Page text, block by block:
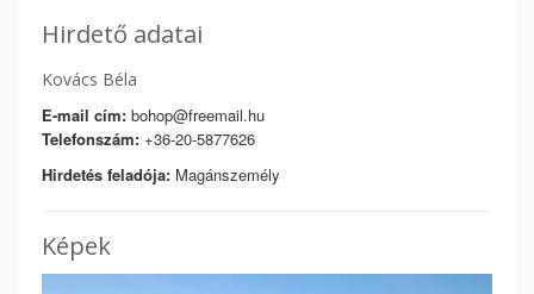
Hirdető adatai
Kovács Béla
E-mail cím: bohop@freemail.hu
Telefonszám: +36-20-5877626
Hirdetés feladója: Magánszemély
Képek